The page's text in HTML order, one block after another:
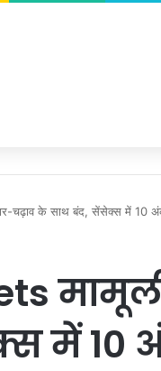
चढ़ाव के साथ बंद, सेंसेक्स में 10
में 10